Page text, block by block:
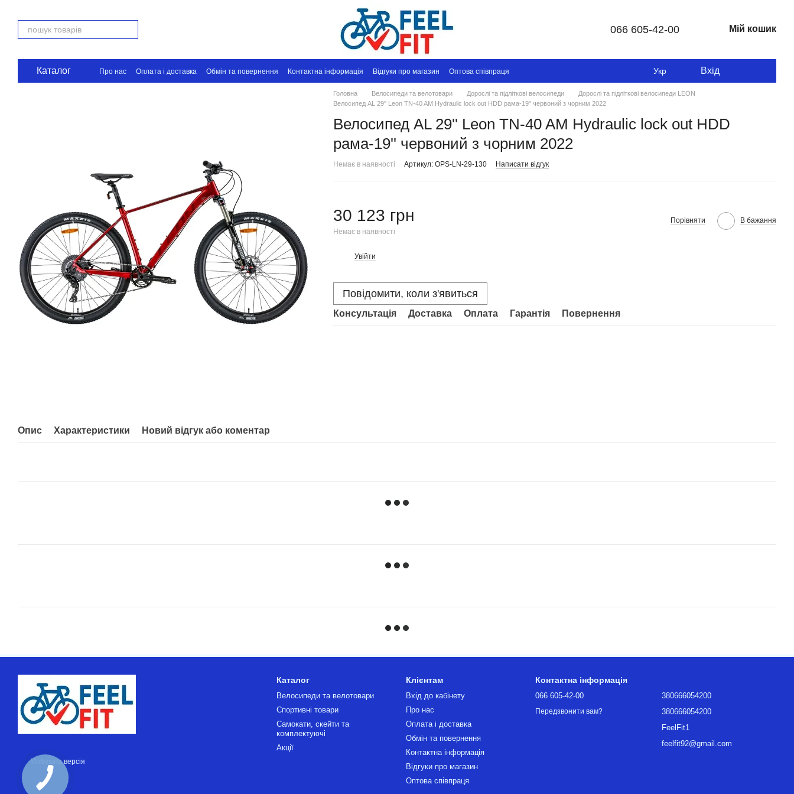
066 605-42-00 Мій кошик
Каталог Про нас Оплата і доставка Обмін та повернення Контактна інформація Відгуки про магазин Оптова співпраця Укр Вхід
Головна Велосипеди та велотовари Дорослі та підліткові велосипеди
Дорослі та підліткові велосипеди LEON
Велосипед AL 29'' Leon TN-40 AM Hydraulic lock out HDD рама-19'' червоний з чорним 2022
Велосипед AL 29'' Leon TN-40 AM Hydraulic lock out HDD
рама-19'' червоний з чорним 2022
Немає в наявності Артикул: OPS-LN-29-130 Написати відгук
30 123 грн
Немає в наявності
Порівняти В бажання
Увійти
Повідомити, коли з'явиться
Консультація Доставка Оплата Гарантія Повернення
Опис Характеристики Новий відгук або коментар
Мобільна версія
Каталог
Велосипеди та велотовари
Спортивні товари
Самокати, скейти та
комплектуючі
Акції
Клієнтам
Вхід до кабінету
Про нас
Оплата і доставка
Обмін та повернення
Контактна інформація
Відгуки про магазин
Оптова співпраця
Контактна інформація
066 605-42-00
Передзвонити вам?
380666054200
380666054200
FeelFit1
feelfit92@gmail.com